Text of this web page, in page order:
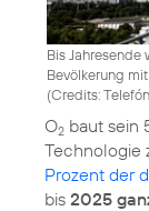
Bis Jahresende
Bevölkerung
(Credits:
O2 baut sein
Technologie
Prozent der
bis 2025